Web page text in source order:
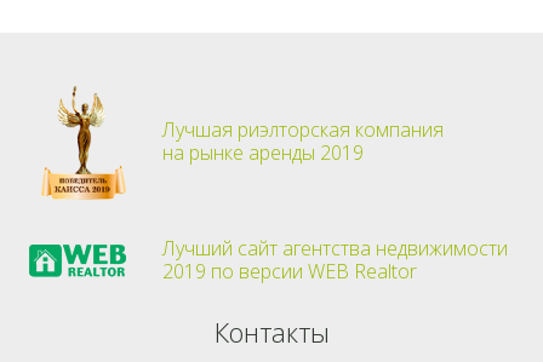
Лучшая риэлторская компания
на рынке аренды 2019
Лучший сайт агентства недвижимости
2019 по версии WEB Realtor
Контакты